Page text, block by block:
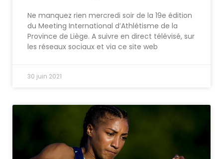
Ne manquez rien mercredi soir de la 19e édition
du Meeting International d’Athlétisme de la
Province de Liège. A suivre en direct télévisé, sur
les réseaux sociaux et via ce site web
30 juin 2021